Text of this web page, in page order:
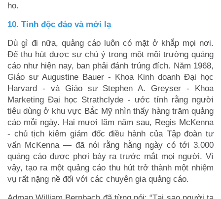
họ.
10. Tính độc đáo và mới lạ
Dù gì đi nữa, quảng cáo luôn có mặt ở khắp mọi nơi.
Để thu hút được sự chú ý trong một môi trường quảng
cáo như hiện nay, ban phải đánh trúng đích. Năm 1968,
Giáo sư Augustine Bauer - Khoa Kinh doanh Đại học
Harvard - và Giáo sư Stephen A. Greyser - Khoa
Marketing Đại học Strathclyde - ước tính rằng người
tiêu dùng ở khu vực Bắc Mỹ nhìn thấy hàng trăm quảng
cáo mỗi ngày. Hai mươi lăm năm sau, Regis McKenna
- chủ tịch kiêm giám đốc điều hành của Tập đoàn tư
vấn McKenna — đã nói rằng hằng ngày có tới 3.000
quảng cáo được phơi bày ra trước mắt mọi người. Vì
vậy, tạo ra một quảng cáo thu hút trở thành một nhiệm
vụ rất nặng nề đối với các chuyên gia quảng cáo.